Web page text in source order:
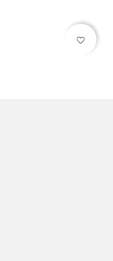
favorite_border